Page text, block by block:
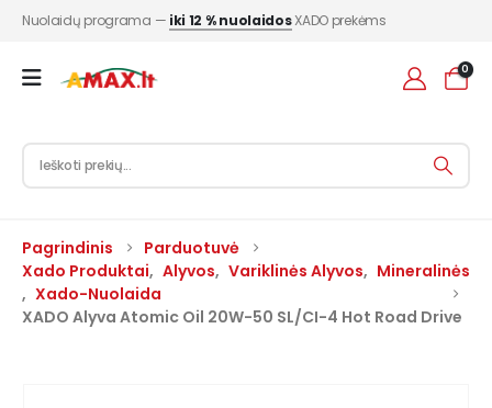
Nuolaidų programa — iki 12 % nuolaidosXADO prekėms
0
Pagrindinis
Parduotuvė
Xado Produktai, Alyvos, Variklinės Alyvos, Mineralinės
, Xado-Nuolaida
XADO Alyva Atomic Oil 20W-50 SL/CI-4 Hot Road Drive